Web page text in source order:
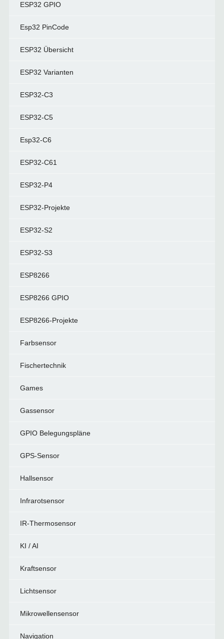
ESP32 GPIO
Esp32 PinCode
ESP32 Übersicht
ESP32 Varianten
ESP32-C3
ESP32-C5
Esp32-C6
ESP32-C61
ESP32-P4
ESP32-Projekte
ESP32-S2
ESP32-S3
ESP8266
ESP8266 GPIO
ESP8266-Projekte
Farbsensor
Fischertechnik
Games
Gassensor
GPIO Belegungspläne
GPS-Sensor
Hallsensor
Infrarotsensor
IR-Thermosensor
KI / AI
Kraftsensor
Lichtsensor
Mikrowellensensor
Navigation